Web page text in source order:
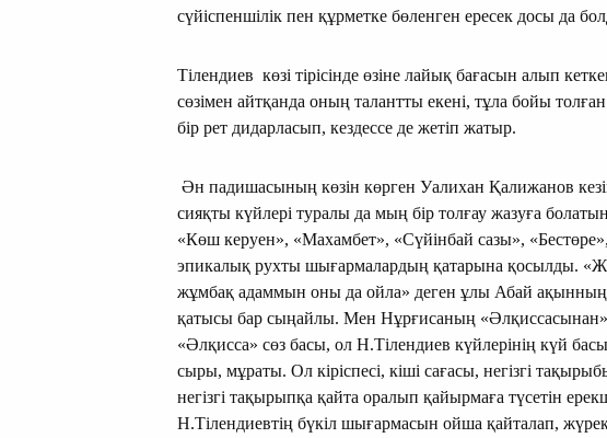
сүйіспеншілік пен құрметке бөленген ересек досы да
Тілендиев көзі тірісінде өзіне лайық бағасын алып
сөзімен айтқанда оның талантты екені, тұла бойы
бір рет дидарласып, кездессе де жетіп жатыр.
Ән падишасының көзін көрген Уалихан Қалижанов
сияқты күйлері туралы да мың бір тол­ғау жазуға
«Көш керуен», «Махамбет», «Сүйінбай сазы», «Бестөре»,
эпикалық рухты шығармалардың қатарына қосылды.
жұмбақ адаммын оны да ойла» деген ұлы Абай ақынның
қатысы бар сыңайлы. Мен Нұрғисаның «Әл­қиссасынан»
«Әлқисса» сөз басы, ол Н.Тілендиев күйлерінің күй
сыры, мұраты. Ол кіріспесі, кіші сағасы, негізгі
негізгі тақырыпқа қайта оралып қайырмаға түсетін
Н.Тілендиевтің бүкіл шығармасын ойша қайталап,